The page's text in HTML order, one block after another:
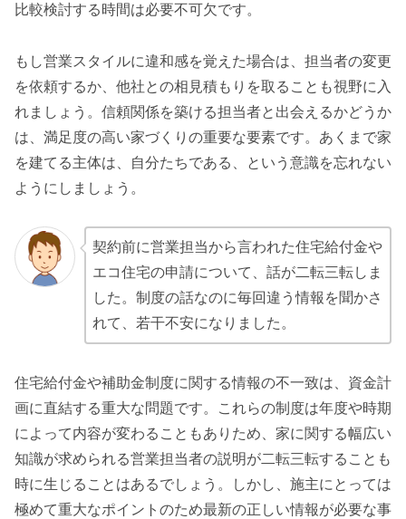
比較検討する時間は必要不可欠です。
もし営業スタイルに違和感を覚えた場合は、担当者の変更
を依頼するか、他社との相見積もりを取ることも視野に入
れましょう。信頼関係を築ける担当者と出会えるかどうか
は、満足度の高い家づくりの重要な要素です。あくまで家
を建てる主体は、自分たちである、という意識を忘れない
ようにしましょう。
契約前に営業担当から言われた住宅給付金や
エコ住宅の申請について、話が二転三転しま
した。制度の話なのに毎回違う情報を聞かさ
れて、若干不安になりました。
住宅給付金や補助金制度に関する情報の不一致は、資金計
画に直結する重大な問題です。これらの制度は年度や時期
によって内容が変わることもありため、家に関する幅広い
知識が求められる営業担当者の説明が二転三転することも
時に生じることはあるでしょう。しかし、施主にとっては
極めて重大なポイントのため最新の正しい情報が必要な事